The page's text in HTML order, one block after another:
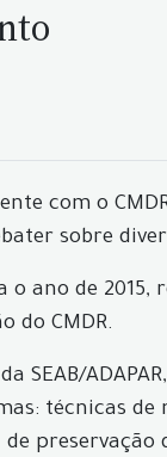
com o
sobre
ano de 2015,
do CMDR.
técnicas
preservação